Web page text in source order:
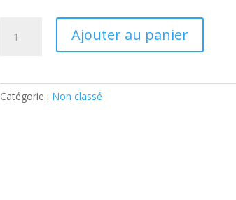
TECHNIQUES
Ajouter au panier
Catégorie : Non classé